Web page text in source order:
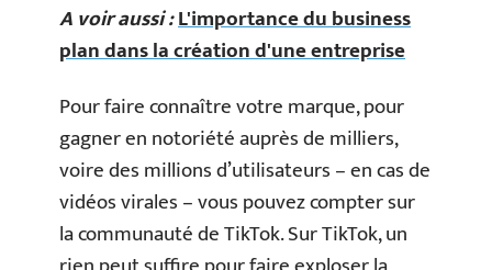
A voir aussi :L'importance du business
plan dans la création d'une entreprise
Pour faire connaître votre marque, pour
gagner en notoriété auprès de milliers,
voire des millions d’utilisateurs – en cas de
vidéos virales – vous pouvez compter sur
la communauté de TikTok. Sur TikTok, un